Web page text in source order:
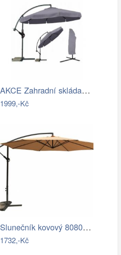
AKCE Zahradní skládací slunečník LEVI…
1999,-Kč
Slunečník kovový 8080 ø350 ROJAPLAST
1732,-Kč